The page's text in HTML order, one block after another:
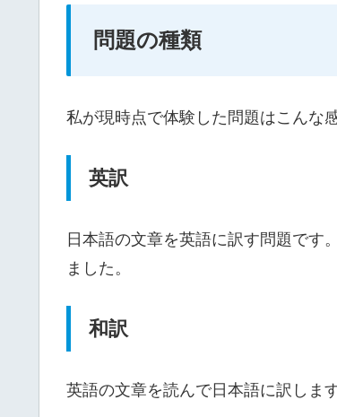
問題の種類
私が現時点で体験した問題はこんな
英訳
日本語の文章を英語に訳す問題です
ました。
和訳
英語の文章を読んで日本語に訳しま